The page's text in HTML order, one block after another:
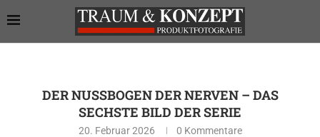
DER NUSSBOGEN DER NERVEN – DAS
SECHSTE BILD DER SERIE
20. Februar 2026 0 Kommentare